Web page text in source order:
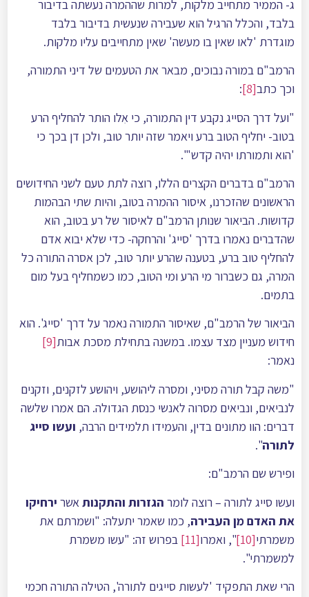
ג- הממיר מתחייב מלקות, למרות שההמרה נעשתה בדיבור
בלבד, והכלל הרגיל הוא שעבירה שנעשית בדיבור בלבד
מוגדרת 'לאו שאין בו מעשה' שאין מתחייבים עליו מלקות.
הרמב"ם במורה נבוכים, מבאר את הטעמים של דיני התמורה,
וכך כתב[8]
:
"ועל דרך הסייג נקבע דין התמורה, כי אִלו הותר להחליף הרע
בטוב- יחליף הטוב ברע ויאמר שזה יותר טוב, ולכן דן בכך כי
'הוא ותמורתו יהיה קֺדש'".
הרמב"ם בדברים הקצרים הללו, רוצה לתת טעם לשני החידושים
הראשונים שהזכרנו, איסור ההמרה בטוב, והיות שתי הבהמות
קדושות. הביאור שנותן הרמב"ם לאיסור של רע בטוב, הוא
שהדברים נאמרו בדרך 'סייג' והרחקה- כדי שלא יבוא אדם
להחליף טוב ברע, בטענה שהרע יותר טוב, לכן אסרה התורה כל
המרה, גם כשברור מי הרע ומי הטוב, כמו כשמחליף בעל מום
בתמים.
הביאור של הרמב"ם, שאיסור התמורה נאמר על דרך 'סייג'. הוא
חידוש מעניין מצד עצמו. במשנה בתחילת מסכת אבות[9]
נאמר:
"משה קבל תורה מסיני, ומסרה ליהושע, ויהושע לזקנים, וזקנים
לנביאים, ונביאים מסרוה לאנשי כנסת הגדולה. הם אמרו שלשה
דברים: הוו מתונים בדין, והעמידו תלמידים הרבה, ועשו סייג
לתורה".
ופירש שם הרמב"ם:
ועשו סייג לתורה – רוצה לומר הגזרות והתקנות אשר ירחיקו
את האדם מן העבירה, כמו שאמר יתעלה: "ושמרתם את
משמרתי[10] ", ואמרו[11]
בפרוש זה: "עשו משמרת
למשמרתי".
הרי שאת התפקיד 'לעשות סייגים לתורה', הטילה התורה חכמי